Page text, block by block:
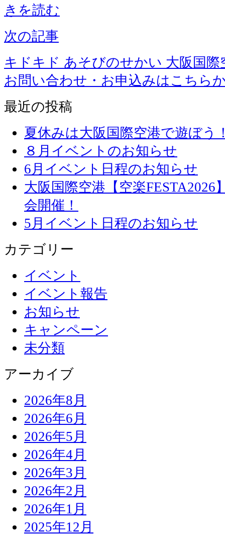
きを読む
次の記事
キドキド あそびのせかい 大阪国際
お問い合わせ・お申込みはこちら
最近の投稿
夏休みは大阪国際空港で遊ぼう
８月イベントのお知らせ
6月イベント日程のお知らせ
大阪国際空港【空楽
会開催！
5月イベント日程のお知らせ
カテゴリー
イベント
イベント報告
お知らせ
キャンペーン
未分類
アーカイブ
2026年8月
2026年6月
2026年5月
2026年4月
2026年3月
2026年2月
2026年1月
2025年12月